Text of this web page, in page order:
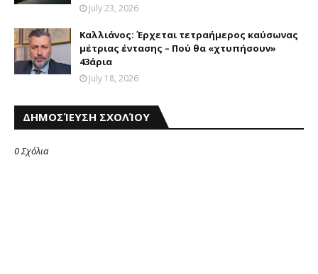
July 23, 2026
Καλλιάνος: Έρχεται τετραήμερος καύσωνας
μέτριας έντασης – Πού θα «χτυπήσουν»
43άρια
July 18, 2026
ΔΗΜΟΣΊΕΥΣΗ ΣΧΟΛΊΟΥ
0 Σχόλια